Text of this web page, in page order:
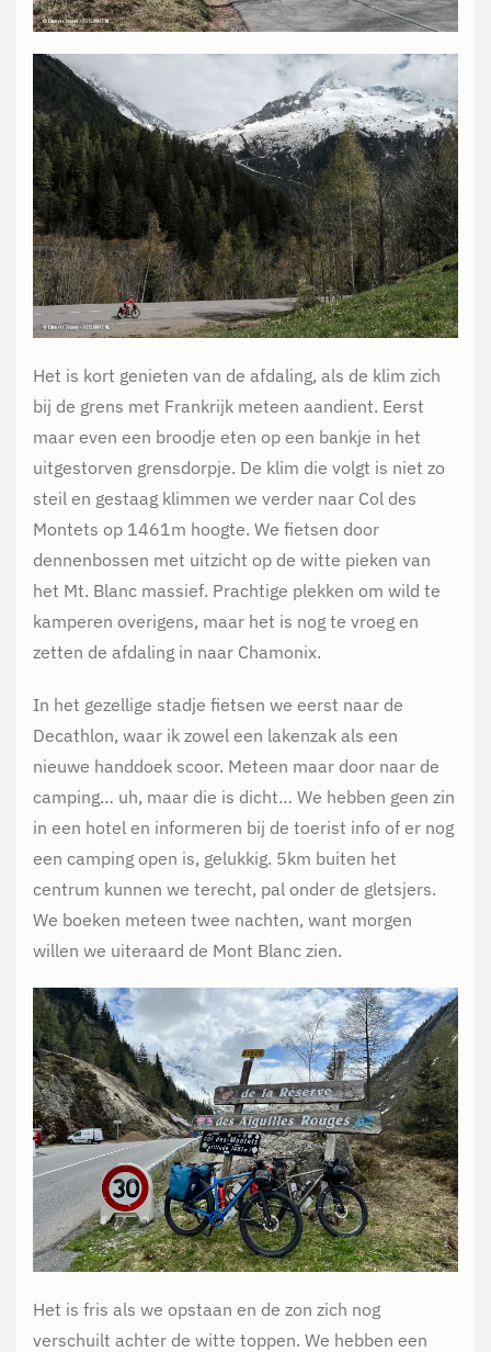
Het is kort genieten van de afdaling, als de klim zich
bij de grens met Frankrijk meteen aandient. Eerst
maar even een broodje eten op een bankje in het
uitgestorven grensdorpje. De klim die volgt is niet zo
steil en gestaag klimmen we verder naar Col des
Montets op 1461m hoogte. We fietsen door
dennenbossen met uitzicht op de witte pieken van
het Mt. Blanc massief. Prachtige plekken om wild te
kamperen overigens, maar het is nog te vroeg en
zetten de afdaling in naar Chamonix.
In het gezellige stadje fietsen we eerst naar de
Decathlon, waar ik zowel een lakenzak als een
nieuwe handdoek scoor. Meteen maar door naar de
camping… uh, maar die is dicht… We hebben geen zin
in een hotel en informeren bij de toerist info of er nog
een camping open is, gelukkig. 5km buiten het
centrum kunnen we terecht, pal onder de gletsjers.
We boeken meteen twee nachten, want morgen
willen we uiteraard de Mont Blanc zien.
Het is fris als we opstaan en de zon zich nog
verschuilt achter de witte toppen. We hebben een